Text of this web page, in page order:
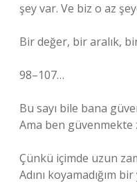
şey var. Ve biz o az
Bir değer, bir aralık,
98–107…
Bu sayı bile bana
Ama ben güvenmekte
Çünkü içimde uzun
Adını koyamadığım